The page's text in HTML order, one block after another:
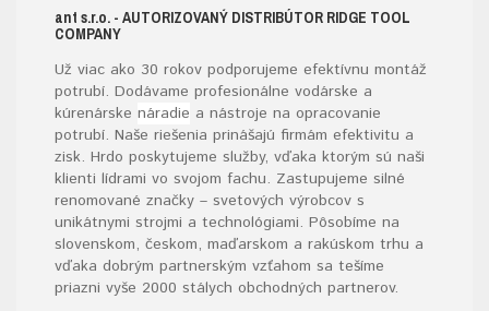
ant s.r.o. - AUTORIZOVANÝ DISTRIBÚTOR RIDGE TOOL
COMPANY
Už viac ako 30 rokov podporujeme efektívnu montáž
potrubí. Dodávame profesionálne vodárske a
kúrenárske náradie a nástroje na opracovanie
potrubí. Naše riešenia prinášajú firmám efektivitu a
zisk. Hrdo poskytujeme služby, vďaka ktorým sú naši
klienti lídrami vo svojom fachu. Zastupujeme silné
renomované značky – svetových výrobcov s
unikátnymi strojmi a technológiami. Pôsobíme na
slovenskom, českom, maďarskom a rakúskom trhu a
vďaka dobrým partnerským vzťahom sa tešíme
priazni vyše 2000 stálych obchodných partnerov.